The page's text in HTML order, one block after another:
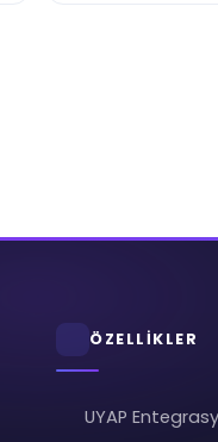
ÖZELLİKLER
UYAP